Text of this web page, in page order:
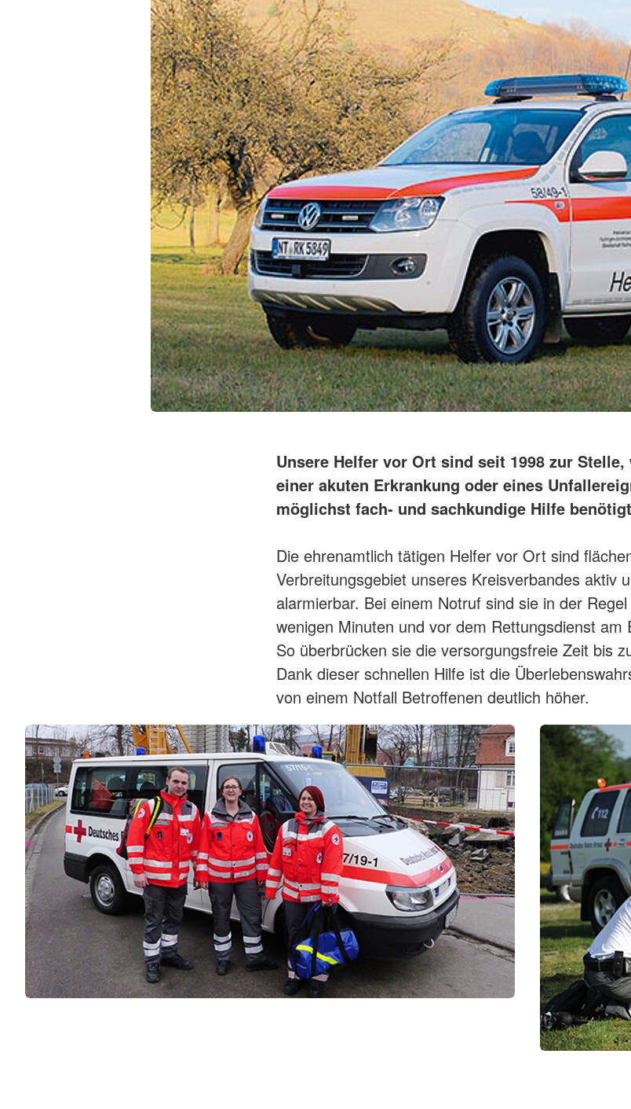
Unsere Helfer vor Ort sind seit 1998 zur
einer akuten Erkrankung oder eines
möglichst fach- und sachkundige Hilfe
Die ehrenamtlich tätigen Helfer vor Ort sind
Verbreitungsgebiet unseres Kreisverbandes aktiv
alarmierbar. Bei einem Notruf sind sie in der
wenigen Minuten und vor dem Rettungsdienst am
So überbrücken sie die versorgungsfreie Zeit bis
Dank dieser schnellen Hilfe ist die
von einem Notfall Betroffenen deutlich höher.